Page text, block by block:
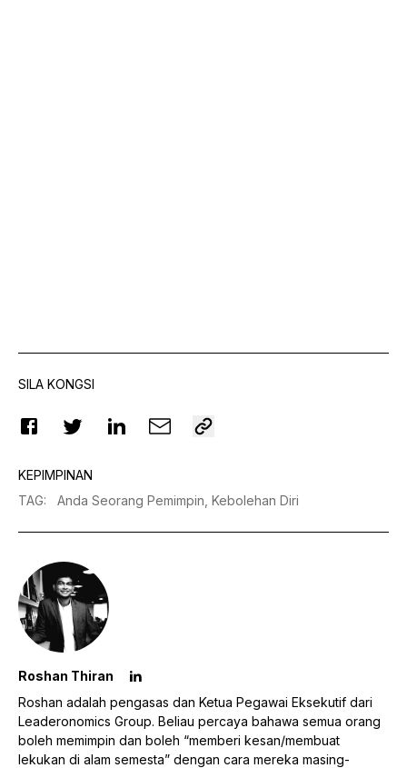
SILA KONGSI
KEPIMPINAN
TAG: Anda Seorang Pemimpin, Kebolehan Diri
Roshan Thiran
Roshan adalah pengasas dan Ketua Pegawai Eksekutif dari
Leaderonomics Group. Beliau percaya bahawa semua orang
boleh memimpin dan boleh “memberi kesan/membuat
lekukan di alam semesta” dengan cara mereka masing-